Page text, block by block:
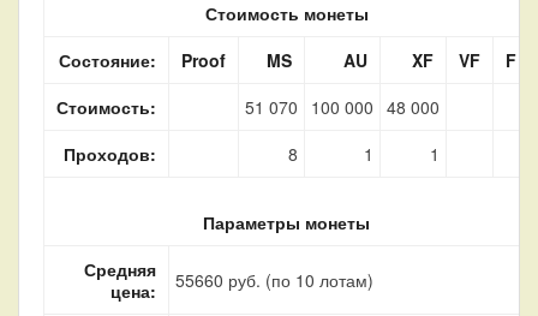
Стоимость монеты
Состояние:
Proof MS AU XF VF
F
Стоимость:
51 070 100 000 48 000
Проходов:
8 1 1
Параметры монеты
Средняя
цена:
55660 руб. (по 10 лотам)